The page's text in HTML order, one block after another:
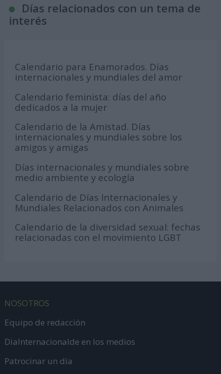
Días relacionados con un tema de
interés
Calendario para Enamorados. Días
internacionales y mundiales del amor
Calendario feminista: días del año
dedicados a la mujer
Calendario de la Amistad. Días
internacionales y mundiales sobre los
amigos y amigas
Días internacionales y mundiales sobre
medio ambiente y ecología
Calendario de Días Internacionales y
Mundiales Relacionados con Animales
Calendario de la diversidad sexual: fechas
relacionadas con el movimiento LGBT
NOSOTROS
Equipo de redacción
DiaInternacionalde en los medios
Patrocinar un día